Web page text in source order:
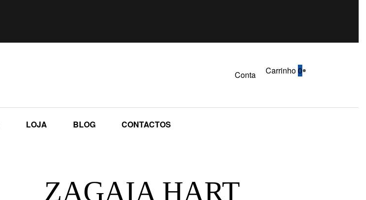
Conta Carrinho0
LOJA BLOG CONTACTOS
ZAGAIA HART